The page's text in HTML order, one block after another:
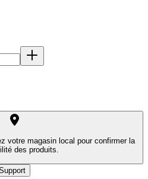
votre magasin local pour confirmer la
des produits.